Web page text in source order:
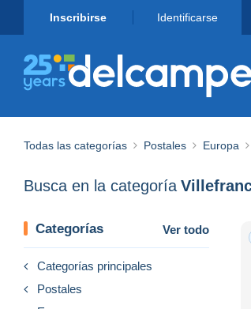
Inscribirse Identificarse
Todas las categorías Postales Europa
Busca en la categoría
Categorías Ver todo
Categorías principales
Postales